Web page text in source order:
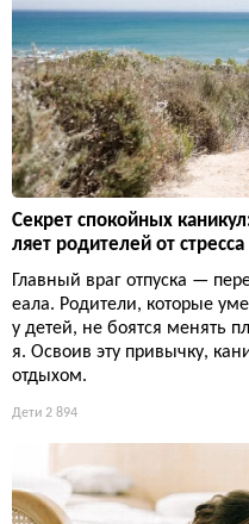
Секрет спокойных
ляет родителей от стресса
Главный враг отпуска —
еала. Родители, которые
у детей, не боятся менять
я. Освоив эту привычку,
отдыхом.
Дети 2 894